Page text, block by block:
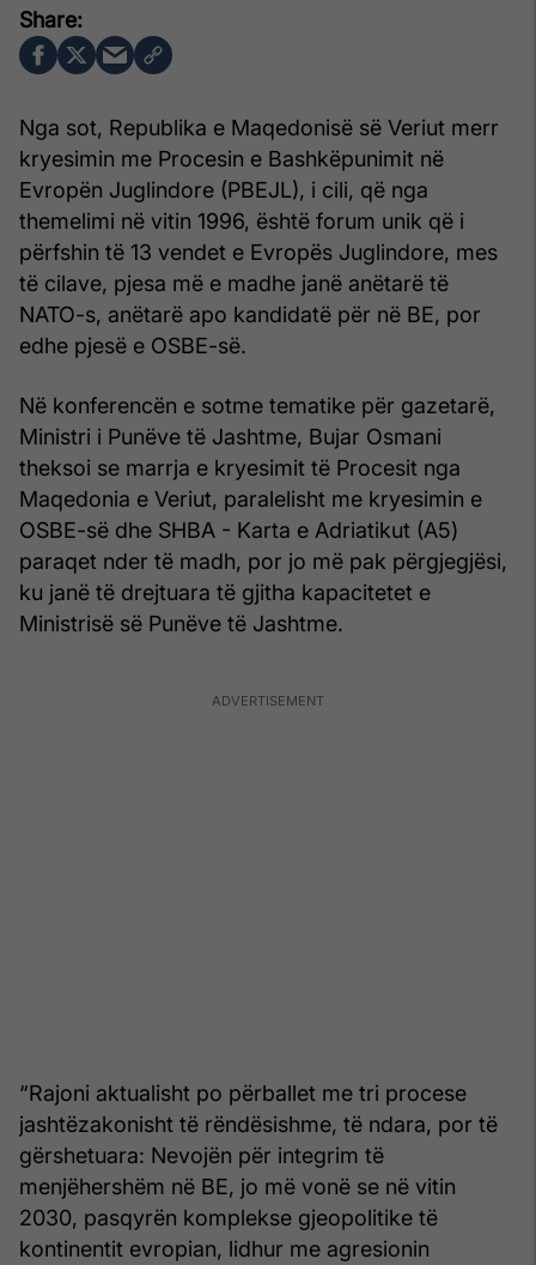
Nga sot, Republika e Maqedonisë së Veriut merr
kryesimin me Procesin e Bashkëpunimit në
Evropën Juglindore (PBEJL), i cili, që nga
themelimi në vitin 1996, është forum unik që i
përfshin të 13 vendet e Evropës Juglindore, mes
të cilave, pjesa më e madhe janë anëtarë të
NATO-s, anëtarë apo kandidatë për në BE, por
edhe pjesë e OSBE-së.
Në konferencën e sotme tematike për gazetarë,
Ministri i Punëve të Jashtme, Bujar Osmani
theksoi se marrja e kryesimit të Procesit nga
Maqedonia e Veriut, paralelisht me kryesimin e
OSBE-së dhe SHBA - Karta e Adriatikut (A5)
paraqet nder të madh, por jo më pak përgjegjësi,
ku janë të drejtuara të gjitha kapacitetet e
Ministrisë së Punëve të Jashtme.
“Rajoni aktualisht po përballet me tri procese
jashtëzakonisht të rëndësishme, të ndara, por të
gërshetuara: Nevojën për integrim të
menjëhershëm në BE, jo më vonë se në vitin
2030, pasqyrën komplekse gjeopolitike të
kontinentit evropian, lidhur me agresionin